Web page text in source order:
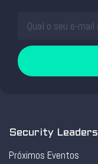
Security Leaders
Próximos Eventos